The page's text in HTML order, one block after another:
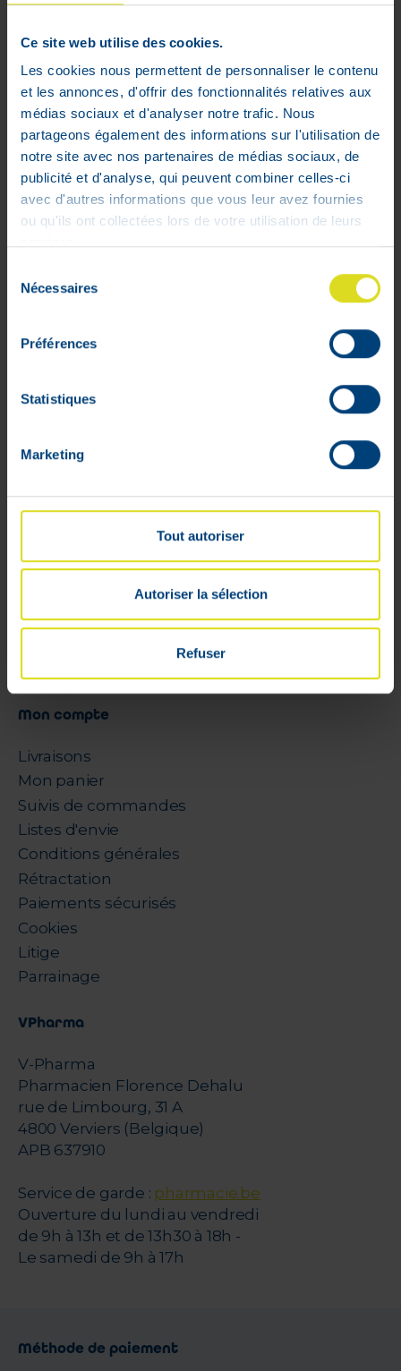
Ce site web utilise des cookies.
Les cookies nous permettent de personnaliser le contenu
et les annonces, d'offrir des fonctionnalités relatives aux
médias sociaux et d'analyser notre trafic. Nous
partageons également des informations sur l'utilisation de
notre site avec nos partenaires de médias sociaux, de
publicité et d'analyse, qui peuvent combiner celles-ci
avec d'autres informations que vous leur avez fournies
ou qu'ils ont collectées lors de votre utilisation de leurs
Nécessaires
Préférences
Statistiques
Marketing
Tout autoriser
Autoriser la sélection
Refuser
Précautions
Tenir hors de portée des jeunes enfants.
Ne pas dépasser la dose journalière
conseillée.
Ne peut être utilisé comme substitut
d’une alimentation variée et équilibrée et
d’un mode de vie sain.
Une consommation excessive peut avoir
des effets laxatifs.
Ne pas utiliser pendant la grossesse
Ingrédients
de maltitol • Stabilisant :glycérol • Eau •
officinale) 1,33 g équivalent à 2,5 g de
benzoate de sodium, sorbate de
citrique.
de gingérols.
Mon compte
Livraisons
Mon panier
Suivis de commandes
Listes d'envie
Conditions générales
Rétractation
Paiements sécurisés
Cookies
Litige
Parrainage
VPharma
V-Pharma
Pharmacien Florence Dehalu
rue de Limbourg, 31 A
4800 Verviers (Belgique)
APB 637910
Service de garde : pharmacie.be
Ouverture du lundi au vendredi
de 9h à 13h et de 13h30 à 18h -
Le samedi de 9h à 17h
Méthode de paiement